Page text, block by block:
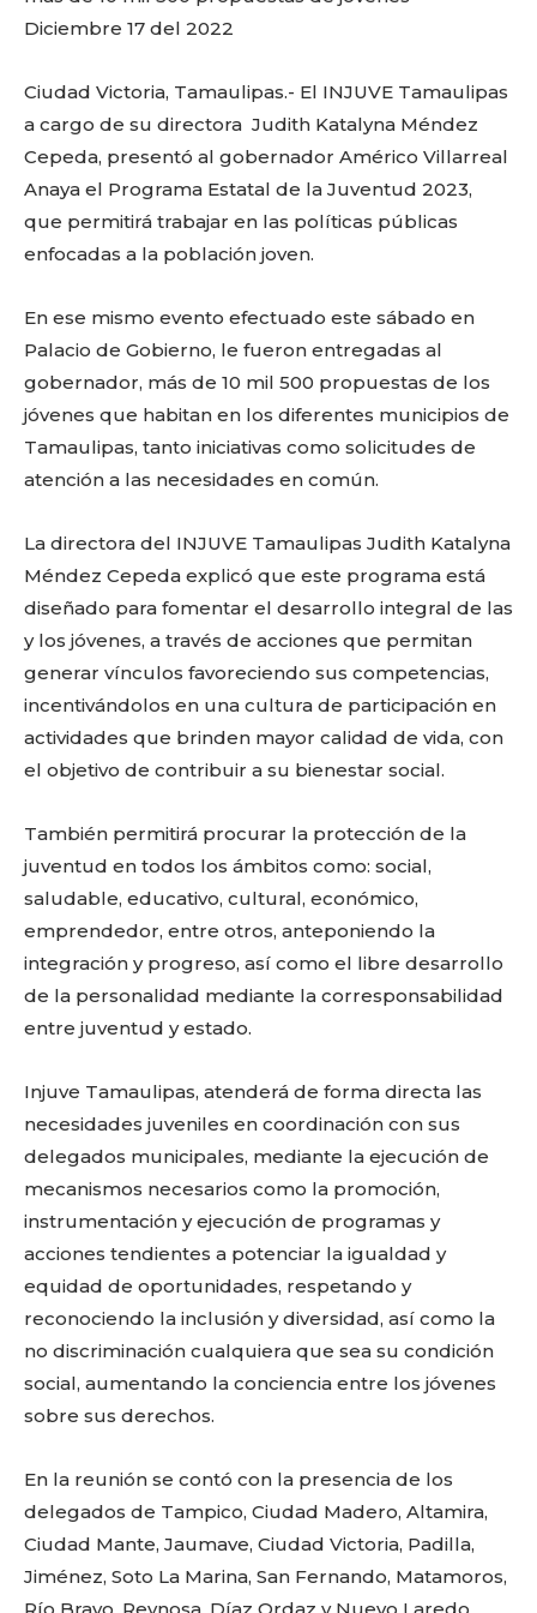
Diciembre 17 del 2022
Ciudad Victoria, Tamaulipas.- El INJUVE Tamaulipas
a cargo de su directora Judith Katalyna Méndez
Cepeda, presentó al gobernador Américo Villarreal
Anaya el Programa Estatal de la Juventud 2023,
que permitirá trabajar en las políticas públicas
enfocadas a la población joven.
En ese mismo evento efectuado este sábado en
Palacio de Gobierno, le fueron entregadas al
gobernador, más de 10 mil 500 propuestas de los
jóvenes que habitan en los diferentes municipios de
Tamaulipas, tanto iniciativas como solicitudes de
atención a las necesidades en común.
La directora del INJUVE Tamaulipas Judith Katalyna
Méndez Cepeda explicó que este programa está
diseñado para fomentar el desarrollo integral de las
y los jóvenes, a través de acciones que permitan
generar vínculos favoreciendo sus competencias,
incentivándolos en una cultura de participación en
actividades que brinden mayor calidad de vida, con
el objetivo de contribuir a su bienestar social.
También permitirá procurar la protección de la
juventud en todos los ámbitos como: social,
saludable, educativo, cultural, económico,
emprendedor, entre otros, anteponiendo la
integración y progreso, así como el libre desarrollo
de la personalidad mediante la corresponsabilidad
entre juventud y estado.
Injuve Tamaulipas, atenderá de forma directa las
necesidades juveniles en coordinación con sus
delegados municipales, mediante la ejecución de
mecanismos necesarios como la promoción,
instrumentación y ejecución de programas y
acciones tendientes a potenciar la igualdad y
equidad de oportunidades, respetando y
reconociendo la inclusión y diversidad, así como la
no discriminación cualquiera que sea su condición
social, aumentando la conciencia entre los jóvenes
sobre sus derechos.
En la reunión se contó con la presencia de los
delegados de Tampico, Ciudad Madero, Altamira,
Ciudad Mante, Jaumave, Ciudad Victoria, Padilla,
Jiménez, Soto La Marina, San Fernando, Matamoros,